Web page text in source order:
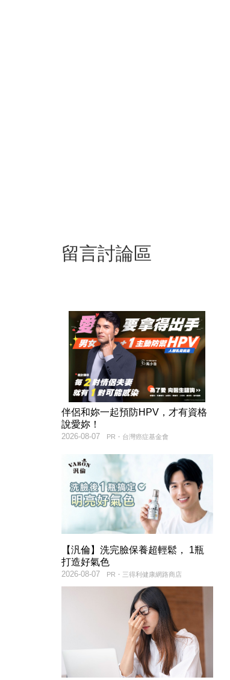
留言討論區
伴侶和妳一起預防HPV，才有資格
說愛妳！
PR・台灣癌症基金會
2026-08-07
【汎倫】洗完臉保養超輕鬆， 1瓶
打造好氣色
PR・三得利健康網路商店
2026-08-07